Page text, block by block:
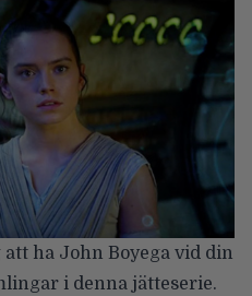
ha John Boyega vid din
i denna jätteserie.